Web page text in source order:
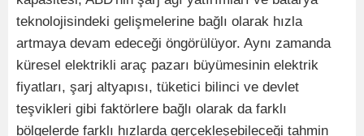
teknolojisindeki gelişmelerine bağlı olarak hızla
artmaya devam edeceği öngörülüyor. Aynı zamanda
küresel elektrikli araç pazarı büyümesinin elektrik
fiyatları, şarj altyapısı, tüketici bilinci ve devlet
teşvikleri gibi faktörlere bağlı olarak da farklı
bölgelerde farklı hızlarda gerçekleşebileceği tahmin